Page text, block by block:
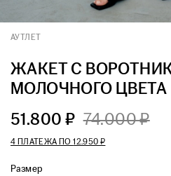
АУТЛЕТ
ЖАКЕТ С
МОЛОЧНОГО ЦВЕТА
51.800 ₽ 74.000 ₽
4 ПЛАТЕЖА ПО12.950 ₽
Размер